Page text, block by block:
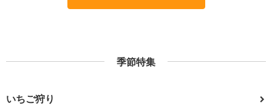
季節特集
いちご狩り